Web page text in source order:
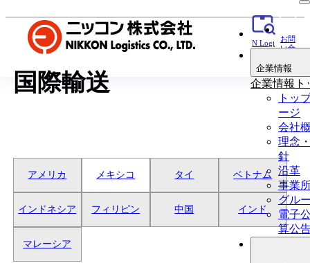
企業情報
企業情報ト
トッ
ージ
会社
理念
針
沿革
事業
グル
電子
算公
N Logi
お問
い合
国際輸送
アメリカ メキシコ タイ ベトナム
インドネシア フィリピン 中国 インド
マレーシア